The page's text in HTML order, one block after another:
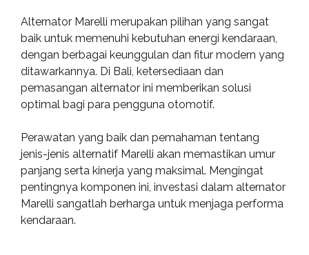
Alternator Marelli merupakan pilihan yang sangat
baik untuk memenuhi kebutuhan energi kendaraan,
dengan berbagai keunggulan dan fitur modern yang
ditawarkannya. Di Bali, ketersediaan dan
pemasangan alternator ini memberikan solusi
optimal bagi para pengguna otomotif.
Perawatan yang baik dan pemahaman tentang
jenis-jenis alternatif Marelli akan memastikan umur
panjang serta kinerja yang maksimal. Mengingat
pentingnya komponen ini, investasi dalam alternator
Marelli sangatlah berharga untuk menjaga performa
kendaraan.